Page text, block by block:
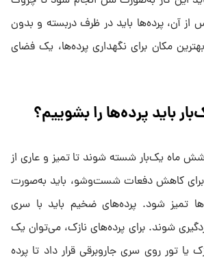
آن، پرده‌ها باید در ظرف دربسته و بدون
مکان برای نگهداری پرده‌ها، یک فضای
باید پرده‌ها را بشوییم؟
شش ماه یک‌بار شسته شوند تا تمیز و عاری از
برای کاهش دفعات شست‌وشو، باید به‌صورت
تمیز شود. پرده‌های ضخیم باید با سری
شوند. برای پرده‌های نازک، می‌توان یک
یا تور روی سری جاروبرقی قرار داد تا پرده